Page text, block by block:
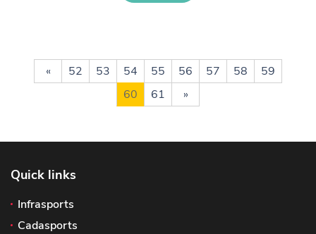
« 52 53 54 55 56 57 58
59
60
61 »
Quick links
Infrasports
Cadasports